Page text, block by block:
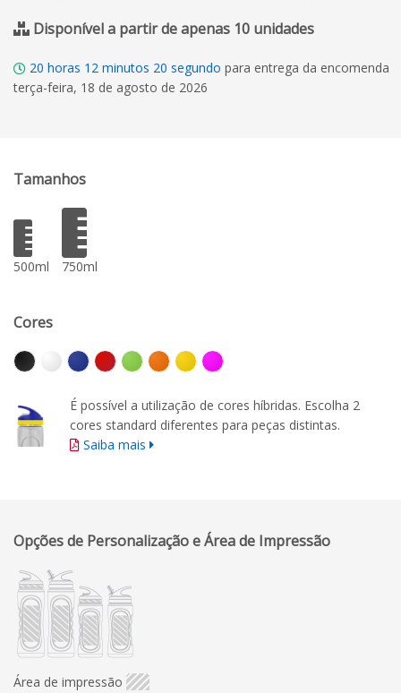
Disponível a partir de apenas 10 unidades
20 horas 12 minutos 19 segundo para entrega da encomenda
terça-feira, 18 de agosto de 2026
Tamanhos
500ml 750ml
Cores
É possível a utilização de cores híbridas. Escolha 2
cores standard diferentes para peças distintas.
Saiba mais
Opções de Personalização e Área de Impressão
Área de impressão